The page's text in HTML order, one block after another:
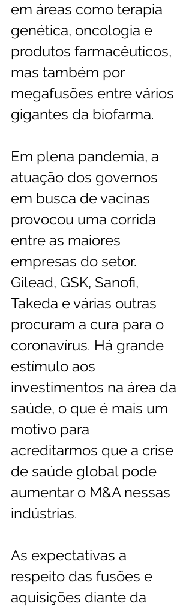
em áreas como terapia
genética, oncologia e
produtos farmacêuticos,
mas também por
megafusões entre vários
gigantes da biofarma.
Em plena pandemia, a
atuação dos governos
em busca de vacinas
provocou uma corrida
entre as maiores
empresas do setor.
Gilead, GSK, Sanofi,
Takeda e várias outras
procuram a cura para o
coronavírus. Há grande
estímulo aos
investimentos na área da
saúde, o que é mais um
motivo para
acreditarmos que a crise
de saúde global pode
aumentar o M&A nessas
indústrias.
As expectativas a
respeito das fusões e
aquisições diante da